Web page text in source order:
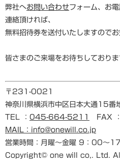
弊社へお問い合わせフォーム、お
連絡頂ければ、
無料招待券を送付いたしますのでお
皆さまのご来場をお待ちしておりま
〒231-0021
神奈川県横浜市中区日本大通15
TEL ： 045-664-5211
FAX
MAIL：info@onewill.co.jp
営業時間：月曜～金曜 9：00～
Copyright© one will co,. Ltd.